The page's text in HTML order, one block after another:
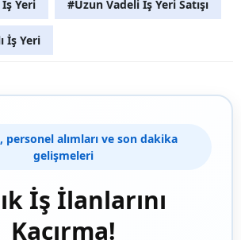
İş Yeri #Uzun Vadeli İş Yeri Satışı
İş Yeri
personel alımları ve son dakika
gelişmeleri
İş İlanlarını
Kaçırma!